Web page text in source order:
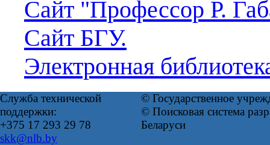
Сайт "Профессор Р.
Сайт БГУ.
Электронная
Служба технической
поддержки:
+375 17 293 29 78
skk@nlb.by
© Государственное
© Поисковая система
Беларуси